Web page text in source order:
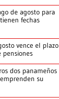
de agosto para
fechas
vence el plazo
pensiones
dos panameños
su